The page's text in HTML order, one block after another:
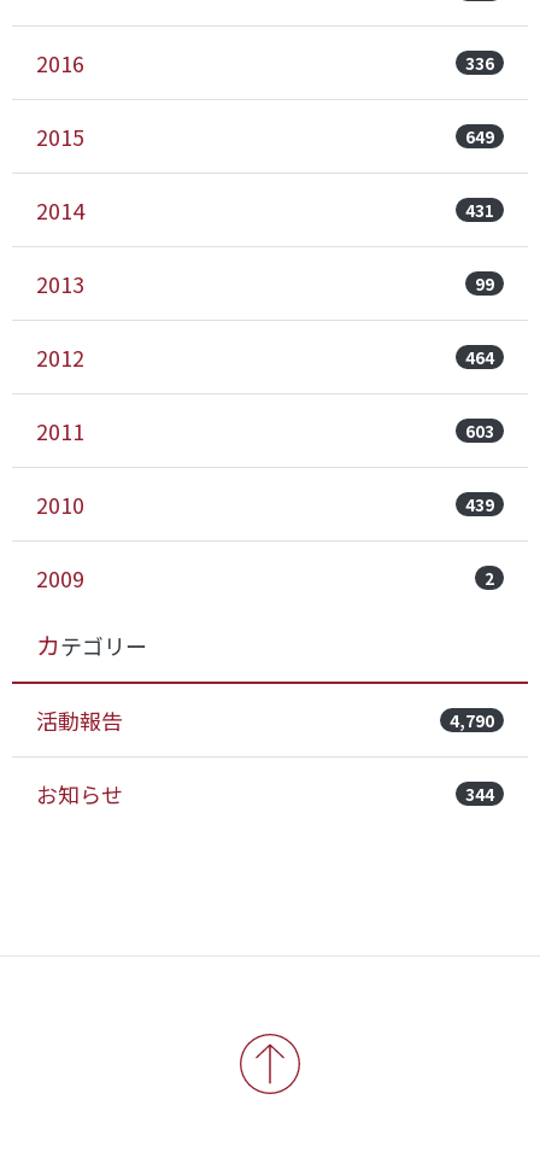
2016 336
2015 649
2014 431
2013 99
2012 464
2011 603
2010 439
2009 2
カテゴリー
活動報告 4,790
お知らせ 344